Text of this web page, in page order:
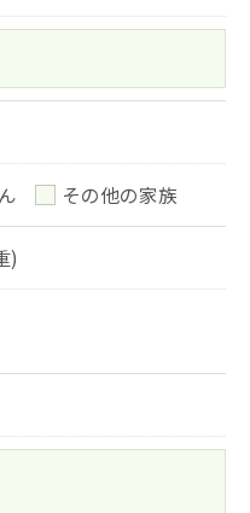
それに対応した当社
合がございますので
利用停止の手続につ
開示･訂正･削除・利
ております。
対応させて頂きま
その他の家族
)